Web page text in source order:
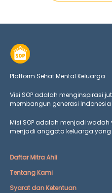
Platform Sehat Mental Keluarga
Visi SOP adalah menginspirasi
membangun generasi Indonesia
Misi SOP adalah menjadi
menjadi anggota keluarga yang
Daftar Mitra Ahli
Tentang Kami
Syarat dan Ketentuan